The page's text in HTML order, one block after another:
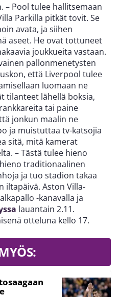
Pool tulee hallitsemaan
Parkilla pitkät tovit. Se
avata, ja siihen
aseet. He ovat tottuneet
joukkueita vastaan.
pallonmenetysten
että Liverpool tulee
luomaan ne
tilanteet lähellä boksia,
tai paine
jonkun maalin ne
ja muistuttaa tv-katsojia
sitä, mitä kamerat
– Tästä tulee hieno
traditionaalinen
ja tuo stadion takaa
iltapäivä. Aston Villa-
-kanavalla ja
lauantain 2.11.
otteluna kello 17.